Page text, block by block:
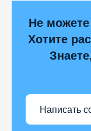
Не можете
Хотите
Написать